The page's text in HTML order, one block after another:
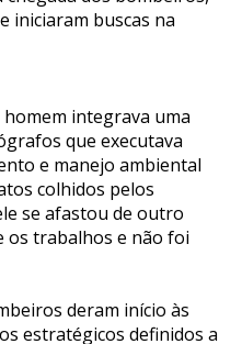
iniciaram buscas na
integrava uma
que executava
e manejo ambiental
colhidos pelos
se afastou de outro
os trabalhos e não foi
deram início às
estratégicos definidos a